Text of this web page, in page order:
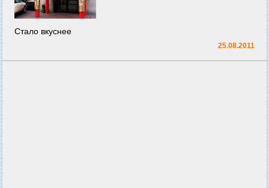
Стало вкуснее
25.08.2011